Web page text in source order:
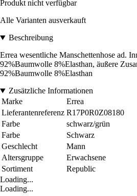
Produkt nicht verfügbar
Alle Varianten ausverkauft
Beschreibung
Errea wesentliche Manschettenhose ad.
92%Baumwolle 8%Elasthan, äußere
92%Baumwolle 8%Elasthan
Zusätzliche Informationen
Marke
Errea
Lieferantenreferenz R17P0R0Z08180
Farbe
schwarz/grün
Farbe
Schwarz
Geschlecht
Mann
Altersgruppe
Erwachsene
Sortiment
Republic
Loading...
Loading...